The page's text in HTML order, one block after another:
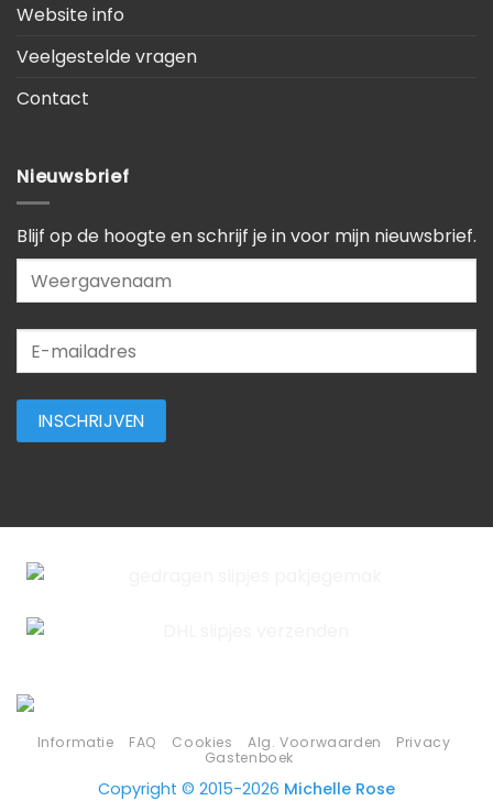
Website info
Veelgestelde vragen
Contact
Nieuwsbrief
Blijf op de hoogte en schrijf je in voor mijn nieuwsbrief.
Informatie FAQ Cookies Alg. Voorwaarden
Privacy
Gastenboek
Copyright © 2015-2026 Michelle Rose